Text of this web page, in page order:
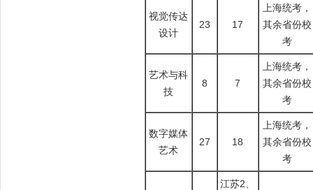
视觉传达
设计
23 17
上海统考，
其余省份校
考
艺术与科
技
8 7
上海统考，
其余省份校
考
数字媒体
艺术
27 18
上海统考，
其余省份校
考
江苏2、